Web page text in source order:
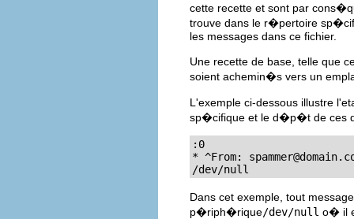
cette recette et sont par
trouve dans le r�pertoire
les messages dans ce fichier.
Une recette de base, telle que
soient achemin�s vers un
L'exemple ci-dessous illustre
sp�cifique et le d�p�t de ces
:0
* ^From:
/dev/null
Dans cet exemple, tout
p�riph�rique/dev/null o� il